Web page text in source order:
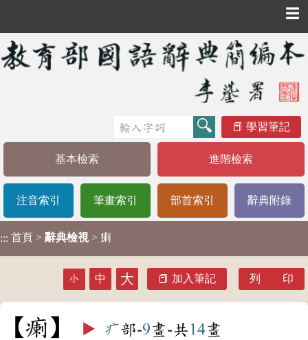
☰
學習筆記
基本檢索 進階檢索
注音索引 筆畫索引 部首索引 辭典附錄
::: 首頁 > 辭典檢視 > 瘌
小 中 大 加入筆記 列 印
瘌 ▶️ 疒部-9畫-共 14畫